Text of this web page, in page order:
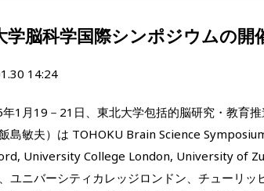
学脳科学国際シンポジウムの開
14:24
1月19－21日、東北大学包括的脳研究・教育
島敏夫）は TOHOKU Brain Science
University College London, University of
ユニバーシティカレッジロンドン、チューリ